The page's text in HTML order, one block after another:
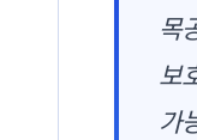
목
보
가